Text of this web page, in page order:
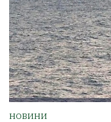
НОВИНИ